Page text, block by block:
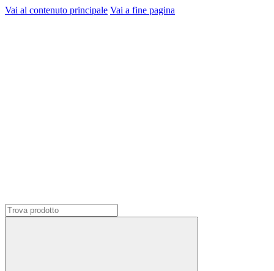
Vai al contenuto principale Vai a fine pagina